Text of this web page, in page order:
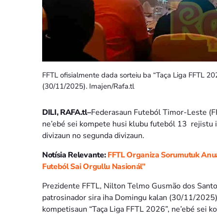
FFTL ofisialmente dada sorteiu ba “Taça Liga FFTL
(30/11/2025). Imajen/Rafa.tl
DILI, RAFA.tl–Federasaun Futeból Timor-Leste
ne’ebé sei kompete husi klubu futeból 13
divizaun no segunda divizaun.
Notísia Relevante:FFTL Organiza Sorumutuk
Futeból Sai Orgullu Nasionál”
Prezidente FFTL, Nilton Telmo Gusmão dos
patrosinador sira iha Domingu kalan (30/11/
kompetisaun “Taça Liga FFTL 2026”, ne’ebé